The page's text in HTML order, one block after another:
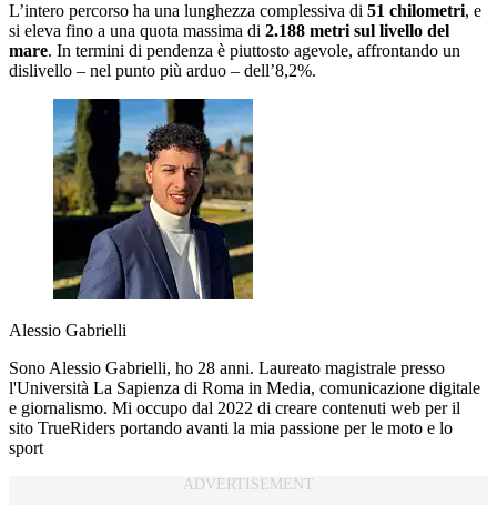
L’intero percorso ha una lunghezza complessiva di 51 chilometri, e
si eleva fino a una quota massima di 2.188 metri sul livello del
mare. In termini di pendenza è piuttosto agevole, affrontando un
dislivello – nel punto più arduo – dell’8,2%.
Alessio Gabrielli
Sono Alessio Gabrielli, ho 28 anni. Laureato magistrale presso
l'Università La Sapienza di Roma in Media, comunicazione digitale
e giornalismo. Mi occupo dal 2022 di creare contenuti web per il
sito TrueRiders portando avanti la mia passione per le moto e lo
sport